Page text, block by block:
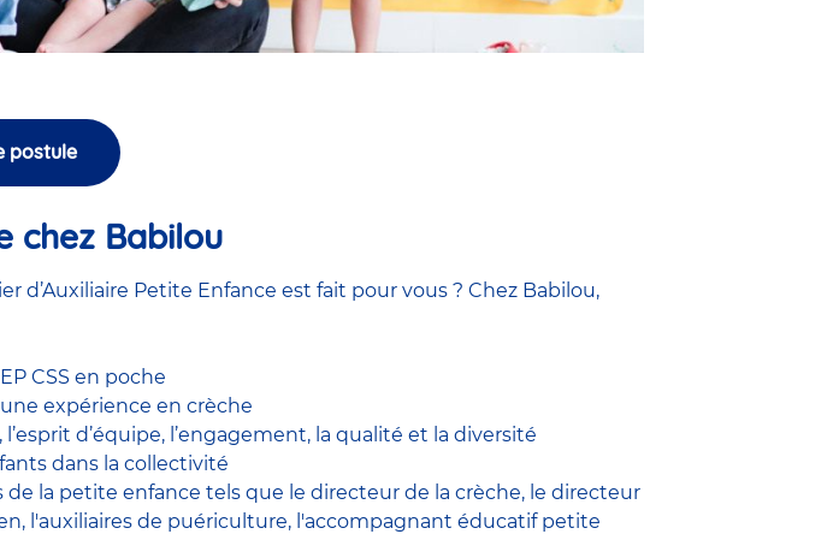
postule
chez Babilou
d’Auxiliaire Petite Enfance est fait pour vous ? Chez Babilou,
CSS en poche
expérience en crèche
d’équipe, l’engagement, la qualité et la diversité
dans la collectivité
de la petite enfance tels que le directeur de la crèche, le directeur
, l'auxiliaires de puériculture, l'accompagnant éducatif petite